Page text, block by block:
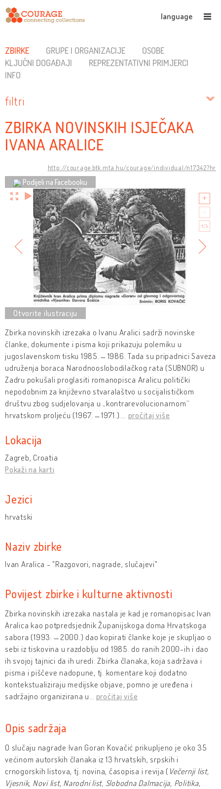
language
ZBIRKE GRUPE I ORGANIZACIJE
OSOBE
KLJUČNI DOGAĐAJI
REPREZENTATIVNI PRIMJERCI
INFO
filtri
ZBIRKA NOVINSKIH ISJEČAKA
IVANA ARALICE
http://courage.btk.mta.hu/courage/individual/n17342?hr
Podijeli na Facebooku
Zbirka novinskih izrezaka o Ivanu Aralici sadrži novinske
članke, dokumente i pisma koji prikazuju polemiku u
jugoslavenskom tisku 1985. ̶ 1986. Tada su pripadnici Saveza
udruženja boraca Narodnooslobodilačkog rata (SUBNOR) u
Zadru pokušali proglasiti romanopisca Aralicu politički
nepodobnim za književno stvaralaštvo u socijalističkom
društvu zbog sudjelovanja u „kontrarevolucionarnom“
hrvatskom proljeću (1967. ̶ 1971.).
pročitaj više
Lokacija
Zagreb, Croatia
Pokaži na karti
Jezici
hrvatski
Naziv zbirke
Ivan Aralica - "Razgovori, nagrade, slučajevi"
Povijest zbirke i kulturne aktivnosti
Zbirka novinskih izrezaka nastala je kad je romanopisac Ivan
Aralica kao potpredsjednik Županijskoga doma Hrvatskoga
sabora (1993. ̶ 2000.) dao kopirati članke koje je skupljao o
sebi iz tiskovina u razdoblju od 1985. do ranih 2000-ih i dao
ih svojoj tajnici da ih uredi. Zbirka članaka, koja sadržava i
pisma i piščeve nadopune, tj. komentare koji dodatno
kontekstualiziraju medijske objave, pomno je uređena i
sadržajno organizirana u
pročitaj više
Opis sadržaja
O slučaju nagrade Ivan Goran Kovačić prikupljeno je oko 35
većinom autorskih članaka iz 13 hrvatskih, srpskih i
crnogorskih listova, tj. novina, časopisa i revija ( Večernji list,
Vjesnik, Novi list, Narodni list, Slobodna Dalmacija, Politika,